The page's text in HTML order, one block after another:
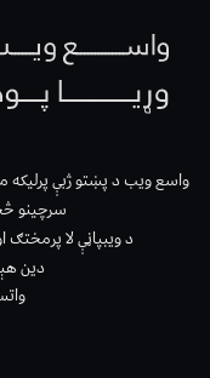
واسع ویب د پښتو ژبې پرلیکه
سرچینو
د ویبپاڼې لا
دین
واتساپ: